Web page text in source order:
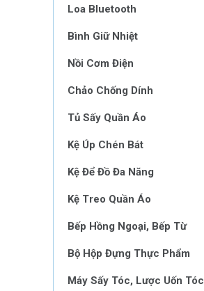
Loa Bluetooth
Bình Giữ Nhiệt
Nồi Cơm Điện
Chảo Chống Dính
Tủ Sấy Quần Áo
Kệ Úp Chén Bát
Kệ Để Đồ Đa Năng
Kệ Treo Quần Áo
Bếp Hồng Ngoại, Bếp Từ
Bộ Hộp Đựng Thực Phẩm
Máy Sấy Tóc, Lược Uốn Tóc